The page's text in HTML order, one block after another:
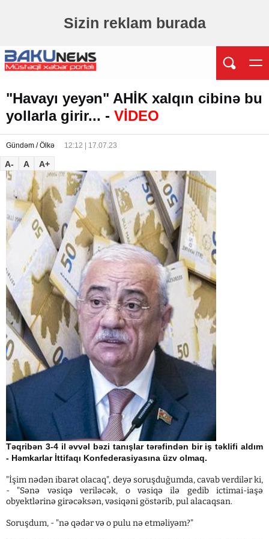
Sizin reklam burada
"Havayı yeyən" AHİK xalqın cibinə bu
yollarla girir... - VİDEO
Gündəm / Ölkə 12:12 | 17.07.23
A- A A+
Təqribən 3-4 il əvvəl bəzi tanışlar tərəfindən bir iş təklifi aldım
- Həmkarlar İttifaqı Konfederasiyasına üzv olmaq.
"İşim nədən ibarət olacaq", deyə soruşduğumda, cavab verdilər ki,
- "Sənə vəsiqə veriləcək, o vəsiqə ilə gedib ictimai-iaşə
obyektlərinə girəcəksən, vəsiqəni göstərib, pul alacaqsan.
Soruşdum, - "nə qədər və o pulu nə etməliyəm?"